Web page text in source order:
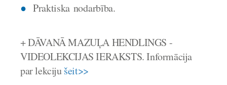
Praktiska nodarbība.
+ DĀVANĀ MAZUĻA HENDLINGS -
VIDEOLEKCIJAS IERAKSTS. Informācija
par lekcijušeit>>